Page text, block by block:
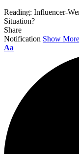
Reading: Influencer-
Situation?
Share
Notification Show More
Aa